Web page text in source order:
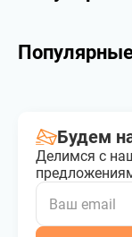
Будем
Делимся с